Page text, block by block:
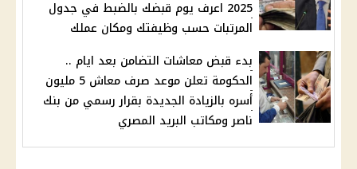
2025 اعرف يوم قبضك بالضبط في جدول
المرتبات حسب وظيفتك ومكان عملك
بدء قبض معاشات التضامن بعد ايام ..
الحكومة تعلن موعد صرف معاش 5 مليون
أسره بالزيادة الجديدة بقرار رسمي من بنك
ناصر ومكاتب البريد المصري